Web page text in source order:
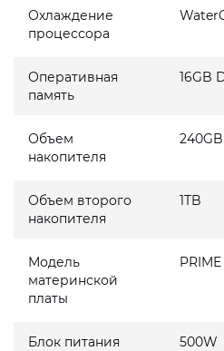
Охлаждение
процессора
Оперативная
память
16GB
Объем
накопителя
Объем второго
накопителя
1TB
Модель
материнской
платы
Блок питания 500W